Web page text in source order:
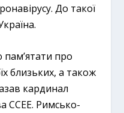
До такої
пам’ятати про
близьких, а також
кардинал
ССЕЕ. Римсько-